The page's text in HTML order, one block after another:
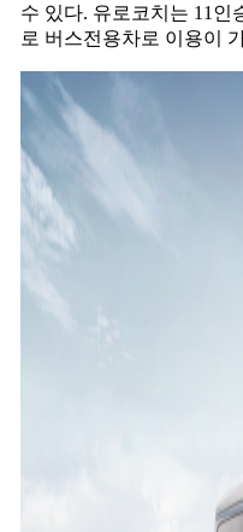
수 있다. 유로코치는 11인
로 버스전용차로 이용이